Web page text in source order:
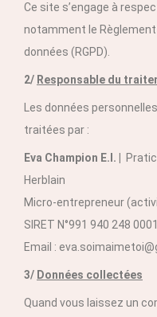
Ce site s’engage à
notamment le
données (RGPD).
2/ Responsable du
Les données
traitées par :
Eva Champion E.I. |
Herblain
Micro-entrepreneur
SIRET N°991 940
Email :
3/ Données collectées
Quand vous laissez un